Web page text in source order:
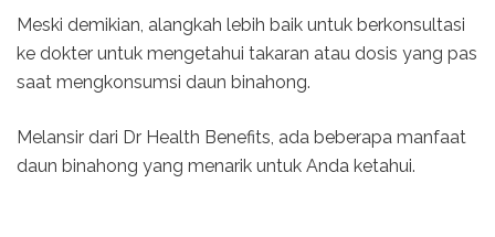
Meski demikian, alangkah lebih baik untuk berkonsultasi
ke dokter untuk mengetahui takaran atau dosis yang pas
saat mengkonsumsi daun binahong.
Melansir dari Dr Health Benefits, ada beberapa manfaat
daun binahong yang menarik untuk Anda ketahui.